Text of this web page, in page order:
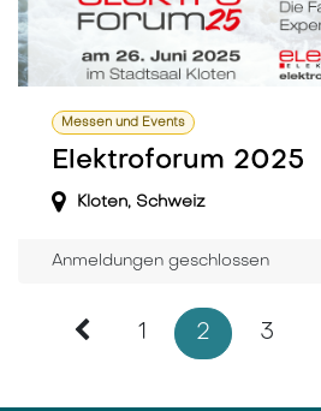
Messen und Events
Elektroforum 2025
Kloten, Schweiz
Anmeldungen geschlossen
1 2 3